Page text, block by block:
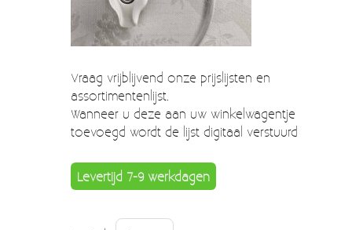
Deur- en raambeslag
Kapstokken & Haken
Bellen en belknoppen
Meubelgrepen
Voorraadbakjes
Kastinrichting
Verzendkosten
Vraag vrijblijvend onze prijslijsten en
assortimentenlijst.
Wanneer u deze aan uw winkelwagentje
toevoegd wordt de lijst digitaal verstuurd
Levertijd 7-9 werkdagen